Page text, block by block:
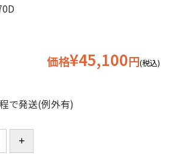
価格¥45,100円(税込)
で発送(例外有)